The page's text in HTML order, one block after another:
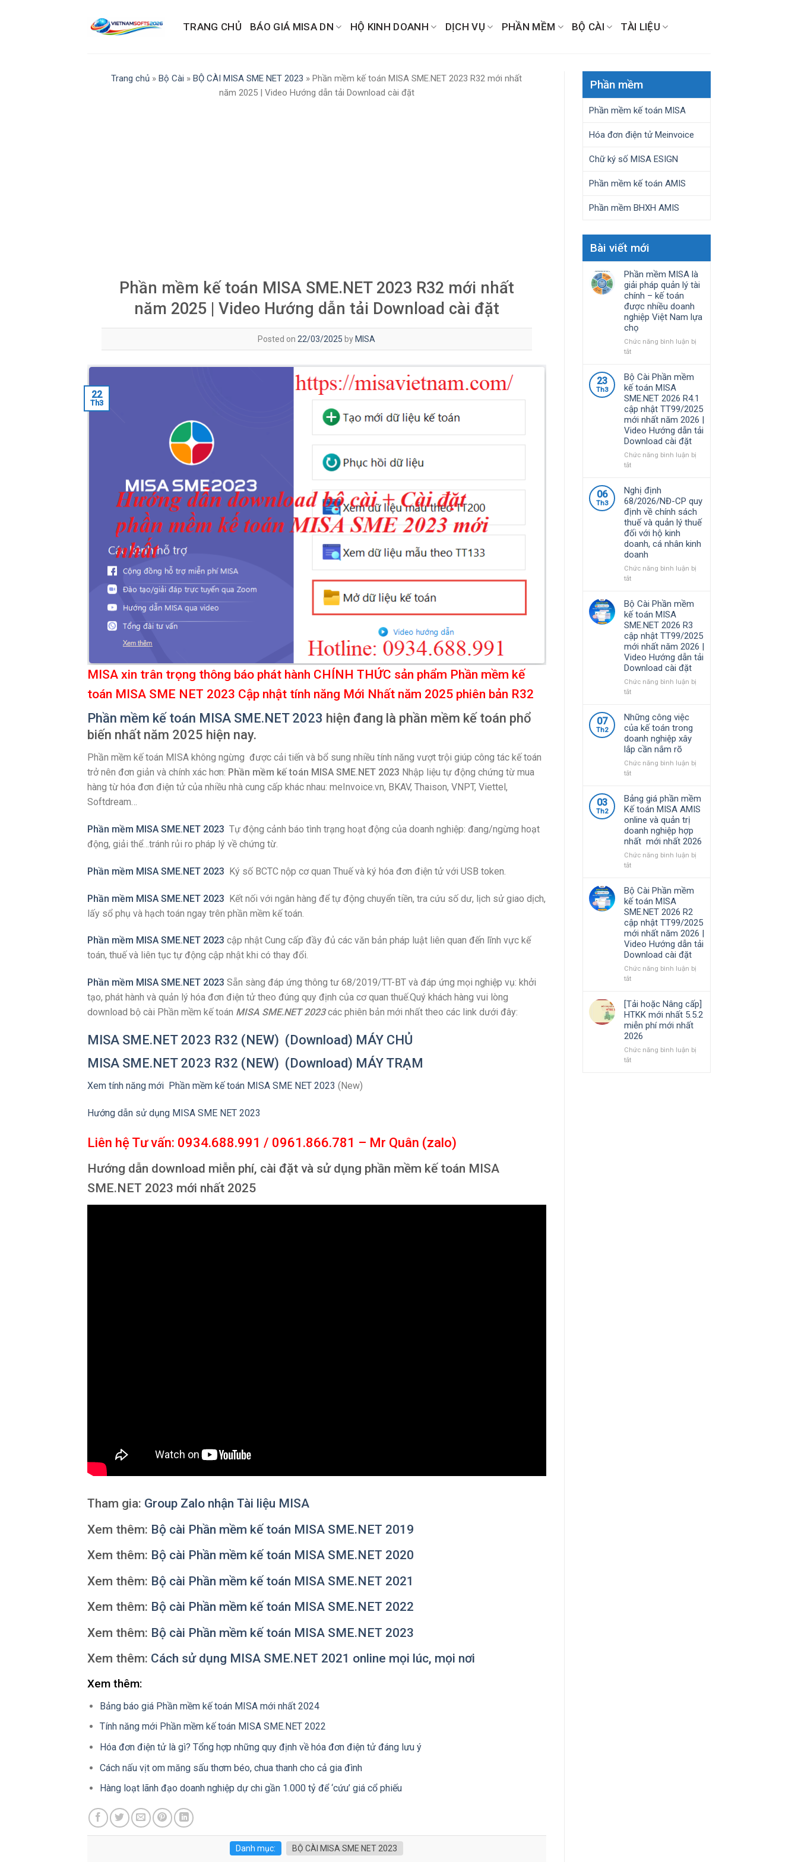
TRANG CHỦ BÁO GIÁ MISA DN HỘ KINH DOANH DỊCH VỤ PHẦN MỀM BỘ CÀI TÀI LIỆU
Trang chủ »Bộ Cài »BỘ CÀI MISA SME NET 2023 »Phần mềm kế toán MISA SME.NET 2023 R32 mới nhất
năm 2025 | Video Hướng dẫn tải Download cài đặt
Phần mềm kế toán MISA SME.NET 2023 R32 mới nhất
năm 2025 | Video Hướng dẫn tải Download cài đặt
Posted on 22/03/2025 byMISA
22
Th3
MISA xin trân trọng thông báo phát hành CHÍNH THỨC sản phẩm Phần mềm kế
toán MISA SME NET 2023 Cập nhật tính năng Mới Nhất năm 2025 phiên bản R32
Phần mềm kế toán MISA SME.NET 2023 hiện đang là phần mềm kế toán phổ
biến nhất năm 2025 hiện nay.
Phần mềm kế toán MISA không ngừng được cải tiến và bổ sung nhiều tính năng vượt trội giúp công tác kế toán
trở nên đơn giản và chính xác hơn: Phần mềm kế toán MISA SME.NET 2023 Nhập liệu tự động chứng từ mua
hàng từ hóa đơn điện tử của nhiều nhà cung cấp khác nhau: meInvoice.vn, BKAV, Thaison, VNPT, Viettel,
Softdream…
Phần mềm MISA SME.NET 2023 Tự động cảnh báo tình trạng hoạt động của doanh nghiệp: đang/ngừng hoạt
động, giải thể…tránh rủi ro pháp lý về chứng từ.
Phần mềm MISA SME.NET 2023 Ký số BCTC nộp cơ quan Thuế và ký hóa đơn điện tử với USB token.
Phần mềm MISA SME.NET 2023 Kết nối với ngân hàng để tự động chuyển tiền, tra cứu số dư, lịch sử giao dịch,
lấy sổ phụ và hạch toán ngay trên phần mềm kế toán.
Phần mềm MISA SME.NET 2023 cập nhật Cung cấp đầy đủ các văn bản pháp luật liên quan đến lĩnh vực kế
toán, thuế và liên tục tự động cập nhật khi có thay đổi.
Phần mềm MISA SME.NET 2023 Sẵn sàng đáp ứng thông tư 68/2019/TT-BT và đáp ứng mọi nghiệp vụ: khởi
tạo, phát hành và quản lý hóa đơn điện tử theo đúng quy định của cơ quan thuế.Quý khách hàng vui lòng
download bộ cài Phần mềm kế toán MISA SME.NET 2023 các phiên bản mới nhất theo các link dưới đây:
MISA SME.NET 2023 R32 (NEW) (Download) MÁY CHỦ
MISA SME.NET 2023 R32 (NEW) (Download) MÁY TRẠM
Xem tính năng mới Phần mềm kế toán MISA SME NET 2023 (New)
Hướng dẫn sử dụng MISA SME NET 2023
Liên hệ Tư vấn: 0934.688.991 / 0961.866.781 – Mr Quân (zalo)
Hướng dẫn download miễn phí, cài đặt và sử dụng phần mềm kế toán MISA
SME.NET 2023 mới nhất 2025
Tham gia: Group Zalo nhận Tài liệu MISA
Xem thêm: Bộ cài Phần mềm kế toán MISA SME.NET 2019
Xem thêm: Bộ cài Phần mềm kế toán MISA SME.NET 2020
Xem thêm: Bộ cài Phần mềm kế toán MISA SME.NET 2021
Xem thêm: Bộ cài Phần mềm kế toán MISA SME.NET 2022
Xem thêm: Bộ cài Phần mềm kế toán MISA SME.NET 2023
Xem thêm: Cách sử dụng MISA SME.NET 2021 online mọi lúc, mọi nơi
Xem thêm:
Bảng báo giá Phần mềm kế toán MISA mới nhất 2024
Tính năng mới Phần mềm kế toán MISA SME.NET 2022
Hóa đơn điện tử là gì? Tổng hợp những quy định về hóa đơn điện tử đáng lưu ý
Cách nấu vịt om măng sấu thơm béo, chua thanh cho cả gia đình
Hàng loạt lãnh đạo doanh nghiệp dự chi gần 1.000 tỷ để ‘cứu’ giá cổ phiếu
Danh mục: BỘ CÀI MISA SME NET 2023
Phần mềm
Phần mềm kế toán MISA
Hóa đơn điện tử Meinvoice
Chữ ký số MISA ESIGN
Phần mềm kế toán AMIS
Phần mềm BHXH AMIS
Bài viết mới
Phần mềm MISA là
giải pháp quản lý tài
chính – kế toán
được nhiều doanh
nghiệp Việt Nam lựa
chọ
Chức năng bình luận bị
tắtở
mềm
MISA
là
giải
pháp
quản
lý
tài
chính
–
được
nhiều
doanh
nghiệp
Việt
Nam
lựa
23
Th3
Bộ Cài Phần mềm
kế toán MISA
SME.NET 2026 R4.1
cập nhật TT99/2025
mới nhất năm 2026 |
Video Hướng dẫn tải
Download cài đặt
Chức năng bình luận bị
tắtở
Phần
mềm
kế
toán
MISA
SME.NET
2026
R4.1
cập
mới
nhất
năm
2026
|
Video
Hướng
tải
Download
đặt
06
Th3
Nghị định
68/2026/NĐ-CP quy
định về chính sách
thuế và quản lý thuế
đối với hộ kinh
doanh, cá nhân kinh
doanh
Chức năng bình luận bị
tắtở
định
68/2026/NĐ-
CP
quy
định
về
chính
sách
thuế
và
thuế
đối
với
hộ
kinh
doanh,
kinh
doanh
Bộ Cài Phần mềm
kế toán MISA
SME.NET 2026 R3
cập nhật TT99/2025
mới nhất năm 2026 |
Video Hướng dẫn tải
Download cài đặt
Chức năng bình luận bị
tắtở
Phần
mềm
kế
toán
MISA
SME.NET
R3
cập
nhật
TT99/2025
mới
nhất
năm
2026
Hướng
dẫn
tải
Download
cài
đặt
07
Th2
Những công việc
của kế toán trong
doanh nghiệp xây
lắp cần nắm rõ
Chức năng bình luận bị
tắtở
công
việc
của
kế
toán
trong
doanh
nghiệp
cần
nắm
rõ
03
Th2
Bảng giá phần mềm
Kế toán MISA AMIS
online và quản trị
doanh nghiệp hợp
nhất mới nhất 2026
Chức năng bình luận bị
tắtở
giá
phần
mềm
Kế
toán
MISA
AMIS
online
và
quản
nghiệp
hợp
nhất
mới
nhất
2026
Bộ Cài Phần mềm
kế toán MISA
SME.NET 2026 R2
cập nhật TT99/2025
mới nhất năm 2026 |
Video Hướng dẫn tải
Download cài đặt
Chức năng bình luận bị
tắtở
Cài
Phần
mềm
kế
toán
MISA
SME.NET
[Tải hoặc Nâng cấp]
HTKK mới nhất 5.5.2
miễn phí mới nhất
2026
Chức năng bình luận bị
tắtở